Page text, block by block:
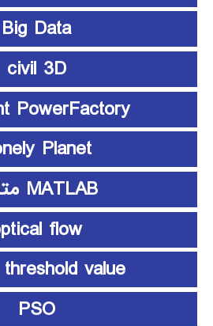
Big Data
civil 3D
PowerFactory
Planet
MATLAB متلب
flow
threshold value
PSO